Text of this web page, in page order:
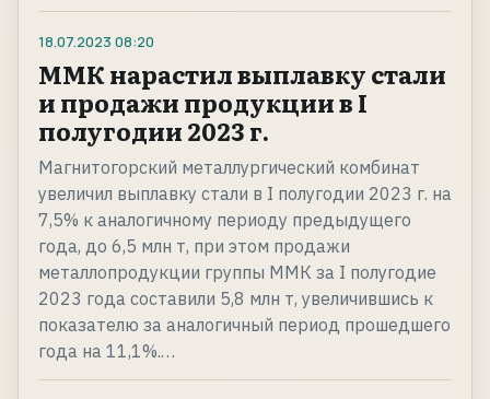
18.07.2023 08:20
ММК нарастил выплавку стали
и продажи продукции в I
полугодии 2023 г.
Магнитогорский металлургический комбинат
увеличил выплавку стали в I полугодии 2023 г. на
7,5% к аналогичному периоду предыдущего
года, до 6,5 млн т, при этом продажи
металлопродукции группы ММК за I полугодие
2023 года составили 5,8 млн т, увеличившись к
показателю за аналогичный период прошедшего
года на 11,1%.…